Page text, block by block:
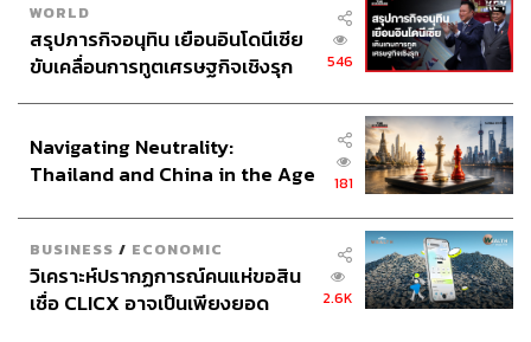
WORLD
สรุปภารกิจอนุทิน เยือนอินโดนีเซีย
ขับเคลื่อนการทูตเศรษฐกิจเชิงรุก
546
Navigating Neutrality:
Thailand and China in the Age
181
BUSINESS / ECONOMIC
วิเคราะห์ปรากฏการณ์คนแห่ขอสิน
เชื่อ CLICX อาจเป็นเพียงยอด
2.6K